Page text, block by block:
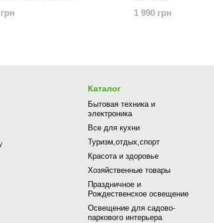
1 990 грн
Каталог
Бытовая техника и
электроника
Все для кухни
Туризм,отдых,спорт
Красота и здоровье
Хозяйственные товары
Праздничное и
Рождественское освещение
Освещение для садово-
паркового интерьера